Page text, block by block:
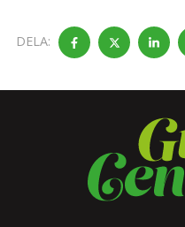
DELA: